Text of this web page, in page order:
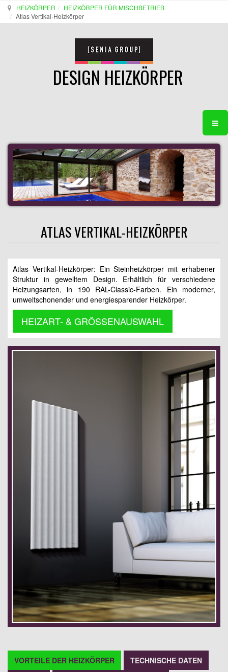
HEIZKÖRPER
HEIZKÖRPER FÜR MISCHBETRIEB
Atlas Vertikal-Heizkörper
DESIGN HEIZKÖRPER
ATLAS VERTIKAL-HEIZKÖRPER
Atlas Vertikal-Heizkörper: Ein Steinheizkörper mit erhabener
Struktur in gewelltem Design. Erhältlich für verschiedene
Heizungsarten, in 190 RAL-Classic-Farben. Ein moderner,
umweltschonender und energiesparender Heizkörper.
HEIZART- & GRÖSSENAUSWAHL
VORTEILE DER HEIZKÖRPER
TECHNISCHE DATEN